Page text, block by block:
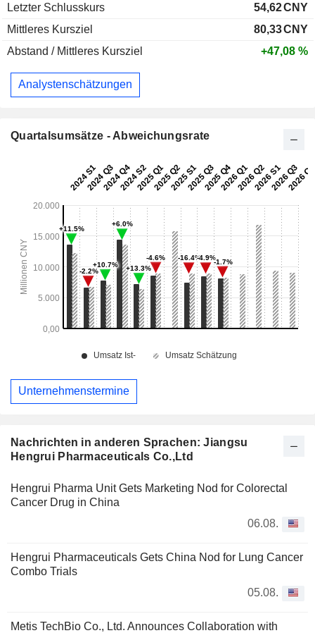
Nachrichten in anderen Sprachen: Jiangsu
Hengrui Pharmaceuticals Co.,Ltd
Hengrui Pharma Unit Gets Marketing Nod for Colorectal
Cancer Drug in China
06.08.
Hengrui Pharmaceuticals Gets China Nod for Lung Cancer
Combo Trials
05.08.
Metis TechBio Co., Ltd. Announces Collaboration with
Letzter Schlusskurs
54,62CNY
Mittleres Kursziel
80,33CNY
Abstand / Mittleres Kursziel
+47,08 %
Analystenschätzungen
Quartalsumsätze - Abweichungsrate
Unternehmenstermine